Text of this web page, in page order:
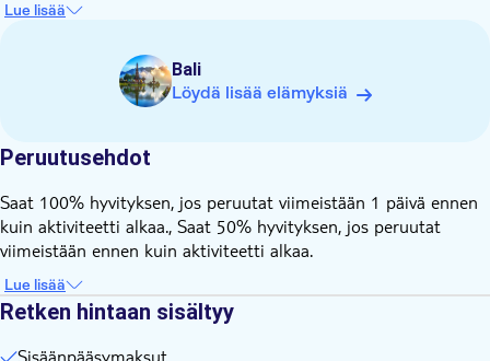
Lue lisää
Bali
Löydä lisää elämyksiä
Peruutusehdot
Saat 100% hyvityksen, jos peruutat viimeistään 1 päivä ennen
kuin aktiviteetti alkaa., Saat 50% hyvityksen, jos peruutat
viimeistään ennen kuin aktiviteetti alkaa.
Lue lisää
Retken hintaan sisältyy
Sisäänpääsymaksut